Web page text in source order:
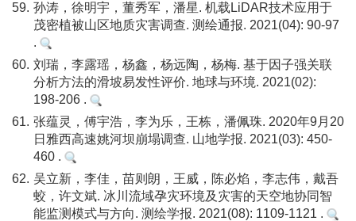
59. 孙涛，徐明宇，董秀军，潘星. 机载LiDAR技术应用于
茂密植被山区地质灾害调查. 测绘通报. 2021(04): 90-97
.
60. 刘瑞，李露瑶，杨鑫，杨远陶，杨梅. 基于因子强关联
分析方法的滑坡易发性评价. 地球与环境. 2021(02):
198-206 .
61. 张蕴灵，傅宇浩，李为乐，王栋，潘佩珠. 2020年9月20
日雅西高速姚河坝崩塌调查. 山地学报. 2021(03): 450-
460 .
62. 吴立新，李佳，苗则朗，王威，陈必焰，李志伟，戴吾
蛟，许文斌. 冰川流域孕灾环境及灾害的天空地协同智
能监测模式与方向. 测绘学报. 2021(08): 1109-1121 .